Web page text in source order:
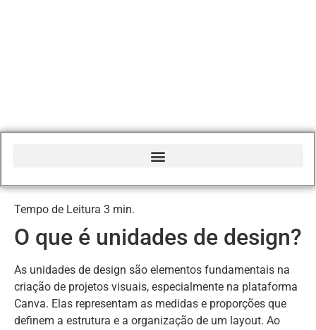
O que é unidades de design?
As unidades de design são elementos fundamentais na
criação de projetos visuais, especialmente na plataforma
Canva. Elas representam as medidas e proporções que
definem a estrutura e a organização de um layout. Ao